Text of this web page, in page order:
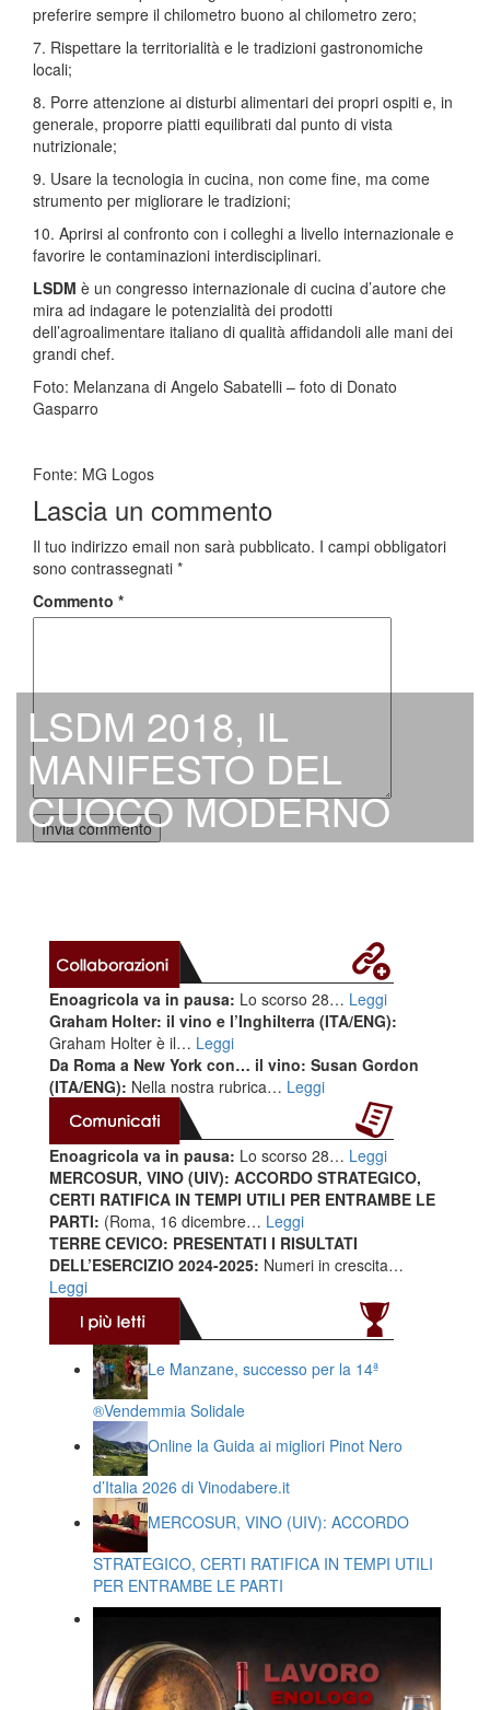
LSDM 2018, IL
MANIFESTO DEL
CUOCO MODERNO
preferire sempre il chilometro buono al chilometro zero;
7. Rispettare la territorialità e le tradizioni gastronomiche
locali;
8. Porre attenzione ai disturbi alimentari dei propri ospiti e, in
generale, proporre piatti equilibrati dal punto di vista
nutrizionale;
9. Usare la tecnologia in cucina, non come fine, ma come
strumento per migliorare le tradizioni;
10. Aprirsi al confronto con i colleghi a livello internazionale e
favorire le contaminazioni interdisciplinari.
LSDM è un congresso internazionale di cucina d’autore che
mira ad indagare le potenzialità dei prodotti
dell’agroalimentare italiano di qualità affidandoli alle mani dei
grandi chef.
Foto: Melanzana di Angelo Sabatelli – foto di Donato
Gasparro
Fonte: MG Logos
Lascia un commento
Il tuo indirizzo email non sarà pubblicato. I campi obbligatori
sono contrassegnati *
Commento *
Enoagricola va in pausa: Lo scorso 28… Leggi
Graham Holter: il vino e l’Inghilterra (ITA/ENG):
Graham Holter è il… Leggi
Da Roma a New York con… il vino: Susan Gordon
(ITA/ENG): Nella nostra rubrica… Leggi
Enoagricola va in pausa: Lo scorso 28… Leggi
MERCOSUR, VINO (UIV): ACCORDO STRATEGICO,
CERTI RATIFICA IN TEMPI UTILI PER ENTRAMBE LE
PARTI: (Roma, 16 dicembre… Leggi
TERRE CEVICO: PRESENTATI I RISULTATI
DELL’ESERCIZIO 2024-2025: Numeri in crescita…
Leggi
Le Manzane, successo per la 14ª
®️Vendemmia Solidale
Online la Guida ai migliori Pinot Nero
d’Italia 2026 di Vinodabere.it
MERCOSUR, VINO (UIV): ACCORDO
STRATEGICO, CERTI RATIFICA IN TEMPI UTILI
PER ENTRAMBE LE PARTI